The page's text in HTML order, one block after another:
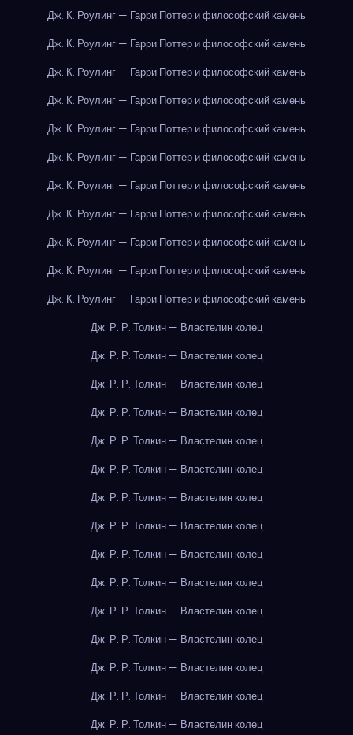
Дж. К. Роулинг — Гарри Поттер и философский камень
Дж. К. Роулинг — Гарри Поттер и философский камень
Дж. К. Роулинг — Гарри Поттер и философский камень
Дж. К. Роулинг — Гарри Поттер и философский камень
Дж. К. Роулинг — Гарри Поттер и философский камень
Дж. К. Роулинг — Гарри Поттер и философский камень
Дж. К. Роулинг — Гарри Поттер и философский камень
Дж. К. Роулинг — Гарри Поттер и философский камень
Дж. К. Роулинг — Гарри Поттер и философский камень
Дж. К. Роулинг — Гарри Поттер и философский камень
Дж. К. Роулинг — Гарри Поттер и философский камень
Дж. Р. Р. Толкин — Властелин колец
Дж. Р. Р. Толкин — Властелин колец
Дж. Р. Р. Толкин — Властелин колец
Дж. Р. Р. Толкин — Властелин колец
Дж. Р. Р. Толкин — Властелин колец
Дж. Р. Р. Толкин — Властелин колец
Дж. Р. Р. Толкин — Властелин колец
Дж. Р. Р. Толкин — Властелин колец
Дж. Р. Р. Толкин — Властелин колец
Дж. Р. Р. Толкин — Властелин колец
Дж. Р. Р. Толкин — Властелин колец
Дж. Р. Р. Толкин — Властелин колец
Дж. Р. Р. Толкин — Властелин колец
Дж. Р. Р. Толкин — Властелин колец
Дж. Р. Р. Толкин — Властелин колец